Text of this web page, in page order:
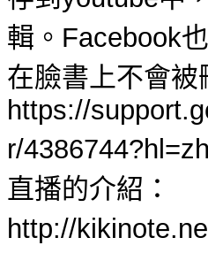
輯。Facebook
在臉書上不會
https://
r/
直播的介紹：
http://